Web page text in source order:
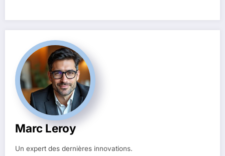
Marc Leroy
Un expert des dernières innovations.